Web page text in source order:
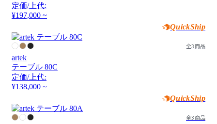
定価/上代:
¥197,000 ~
QuickShip
全3商品
artek
テーブル 80C
定価/上代:
¥138,000 ~
QuickShip
全3商品